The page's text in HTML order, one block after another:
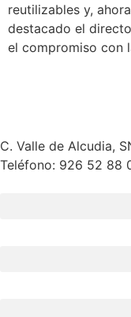
reutilizables y,
destacado el
el compromiso con
C. Valle de Alcudia,
Teléfono: 926 52 88